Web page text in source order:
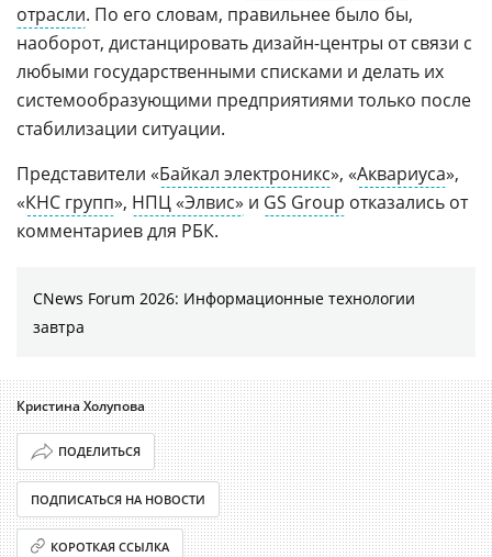
отрасли. По его словам, правильнее было бы,
наоборот, дистанцировать дизайн-центры от связи с
любыми государственными списками и делать их
системообразующими предприятиями только после
стабилизации ситуации.
Представители «Байкал электроникс», «Аквариуса»,
«КНС групп», НПЦ «Элвис» и GS Group отказались от
комментариев для РБК.
CNews Forum 2026: Информационные технологии
завтра
Кристина Холупова
ПОДЕЛИТЬСЯ
ПОДПИСАТЬСЯ НА НОВОСТИ
КОРОТКАЯ ССЫЛКА